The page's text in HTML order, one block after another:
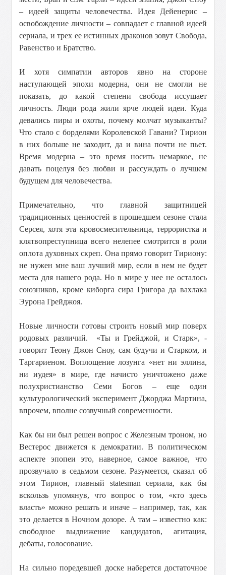
– идеей защиты человечества. Идея Дейенерис –
освобождение личности – совпадает с главной идеей
сериала, и трех ее истинных драконов зовут Свобода,
Равенство и Братство.
И хотя симпатии авторов явно на стороне
наступающей эпохи модерна, они не смогли не
показать, до какой степени свобода иссушает
личность. Люди рода жили ярче людей идеи. Куда
девались пиры и охоты, почему молчат музыканты?
Что стало с борделями Королевской Гавани? Тирион
в них больше не заходит, да и вина почти не пьет.
Время модерна – это время носить немаркое, не
давать поцелуя без любви и рассуждать о лучшем
будущем для человечества.
Примечательно, что главной защитницей
традиционных ценностей в прошедшем сезоне стала
Серсея, хотя эта кровосмесительница, террористка и
клятвопреступница всего нелепее смотрится в роли
оплота духовных скреп. Она прямо говорит Тириону:
не нужен мне ваш лучший мир, если в нем не будет
места для нашего рода. Но в мире у нее не осталось
союзников, кроме киборга сира Григора да вахлака
Эурона Грейджоя.
Новые личности готовы строить новый мир поверх
родовых различий. «Ты и Грейджой, и Старк», -
говорит Теону Джон Сноу, сам будучи и Старком, и
Таргариеном. Воплощение лозунга «нет ни эллина,
ни иудея» в мире, где начисто уничтожено даже
полухристианство Семи Богов – еще один
культурологический эксперимент Джорджа Мартина,
впрочем, вполне созвучный современности.
Как бы ни был решен вопрос с Железным троном, но
Вестерос движется к демократии. В политическом
аспекте эпопеи это, наверное, самое важное, что
прозвучало в седьмом сезоне. Разумеется, сказал об
этом Тирион, главный statesman сериала, как бы
вскользь упомянув, что вопрос о том, «кто здесь
власть» можно решать и иначе – например, так, как
это делается в Ночном дозоре. А там – известно как:
свободное выдвижение кандидатов, агитация,
дебаты, голосование.
На сильно поредевшей доске наберется достаточное